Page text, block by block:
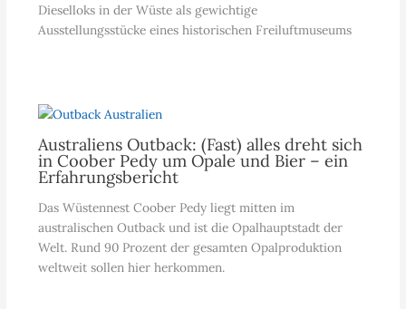
Dieselloks in der Wüste als gewichtige
Ausstellungsstücke eines historischen Freiluftmuseums
Australiens Outback: (Fast) alles dreht sich
in Coober Pedy um Opale und Bier – ein
Erfahrungsbericht
Das Wüstennest Coober Pedy liegt mitten im
australischen Outback und ist die Opalhauptstadt der
Welt. Rund 90 Prozent der gesamten Opalproduktion
weltweit sollen hier herkommen.